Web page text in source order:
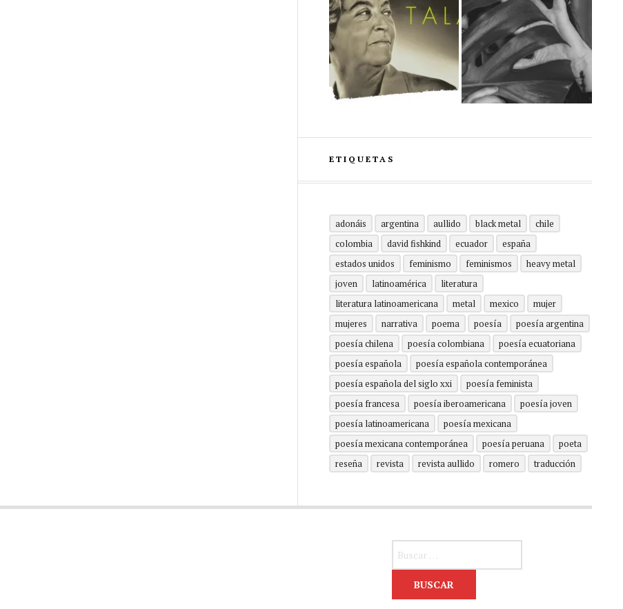
ETIQUETAS
adonáis argentina aullido black metal
chile
colombia
david fishkind ecuador
españa
estados unidos
feminismo feminismos
heavy metal
joven
latinoamérica
literatura
literatura latinoamericana
metal mexico
mujer
mujeres
narrativa poema poesía
poesía argentina
poesía chilena
poesía colombiana
poesía ecuatoriana
poesía española
poesía española contemporánea
poesía española del siglo xxi
poesía feminista
poesía francesa
poesía iberoamericana
poesía joven
poesía latinoamericana
poesía mexicana
poesía mexicana contemporánea
poesía peruana
poeta
reseña
revista revista aullido romero traducción